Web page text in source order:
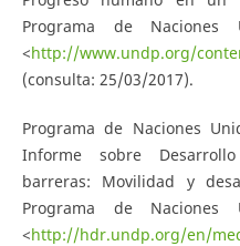
Programa de Naciones
<http://www.undp.org/
(consulta: 25/03/2017).
Programa de Naciones
Informe sobre
barreras: Movilidad y
Programa de Naciones
<http://hdr.undp.org/en/